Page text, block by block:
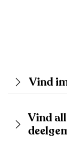
Vind
Vind